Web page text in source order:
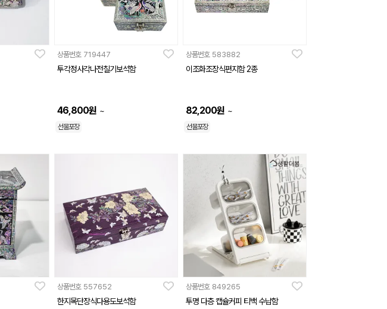
상품번호 719447
투각정사각나전칠기보석함
46,800원 ~
선물포장
상품번호 583882
이조화조장식편지함 2종
82,200원 ~
선물포장
상품번호 557652
한지목단장식다용도보석함
상품번호 849265
투명 다층 캡슐커피 티백 수납함